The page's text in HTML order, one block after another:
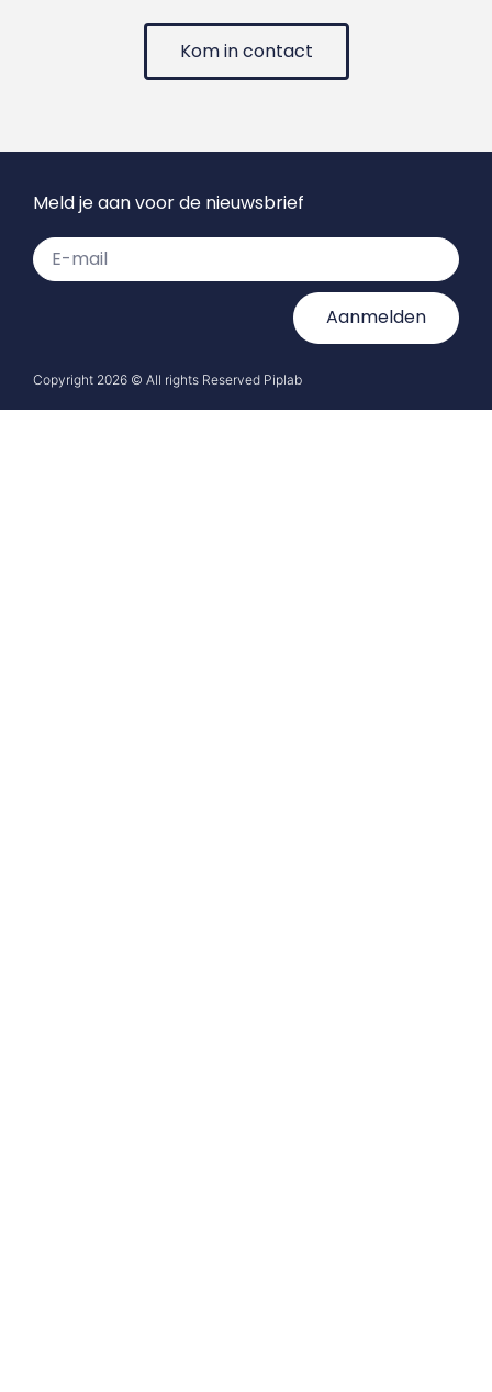
Kom in contact
Copyright 2026 © All rights Reserved Piplab
Meld je aan voor de nieuwsbrief
Aanmelden